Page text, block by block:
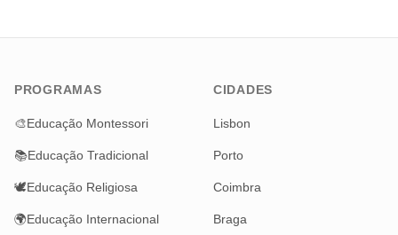
PROGRAMAS
🎨Educação Montessori
📚Educação Tradicional
🕊️Educação Religiosa
🌍Educação Internacional
CIDADES
Lisbon
Porto
Coimbra
Braga